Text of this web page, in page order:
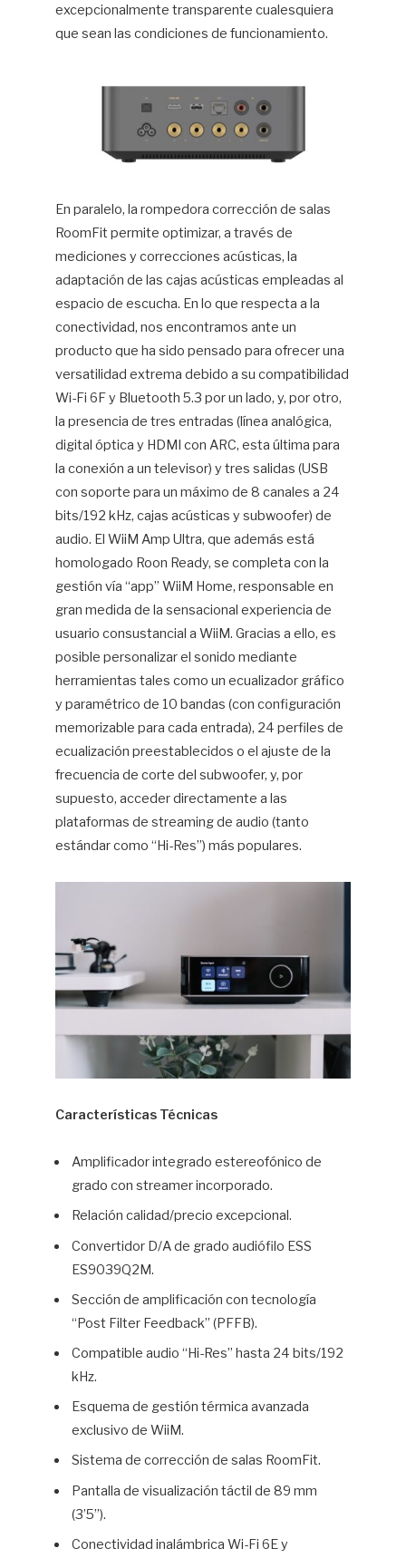
excepcionalmente transparente cualesquiera
que sean las condiciones de funcionamiento.
En paralelo, la rompedora corrección de salas
RoomFit permite optimizar, a través de
mediciones y correcciones acústicas, la
adaptación de las cajas acústicas empleadas al
espacio de escucha. En lo que respecta a la
conectividad, nos encontramos ante un
producto que ha sido pensado para ofrecer una
versatilidad extrema debido a su compatibilidad
Wi-Fi 6F y Bluetooth 5.3 por un lado, y, por otro,
la presencia de tres entradas (línea analógica,
digital óptica y HDMI con ARC, esta última para
la conexión a un televisor) y tres salidas (USB
con soporte para un máximo de 8 canales a 24
bits/192 kHz, cajas acústicas y subwoofer) de
audio. El WiiM Amp Ultra, que además está
homologado Roon Ready, se completa con la
gestión vía “app” WiiM Home, responsable en
gran medida de la sensacional experiencia de
usuario consustancial a WiiM. Gracias a ello, es
posible personalizar el sonido mediante
herramientas tales como un ecualizador gráfico
y paramétrico de 10 bandas (con configuración
memorizable para cada entrada), 24 perfiles de
ecualización preestablecidos o el ajuste de la
frecuencia de corte del subwoofer, y, por
supuesto, acceder directamente a las
plataformas de streaming de audio (tanto
estándar como “Hi-Res”) más populares.
Características Técnicas
Amplificador integrado estereofónico de
grado con streamer incorporado.
Relación calidad/precio excepcional.
Convertidor D/A de grado audiófilo ESS
ES9039Q2M.
Sección de amplificación con tecnología
“Post Filter Feedback” (PFFB).
Compatible audio “Hi-Res” hasta 24 bits/192
kHz.
Esquema de gestión térmica avanzada
exclusivo de WiiM.
Sistema de corrección de salas RoomFit.
Pantalla de visualización táctil de 89 mm
(3’5”).
Conectividad inalámbrica Wi-Fi 6E y